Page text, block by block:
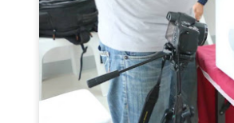
ศธ.